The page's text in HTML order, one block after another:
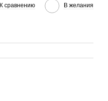
К сравнению В желания